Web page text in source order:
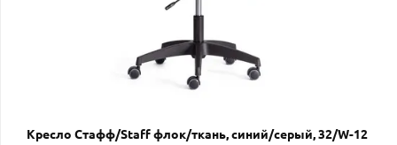
Кресло Стафф/Staff флок/ткань, синий/серый, 32/W-12